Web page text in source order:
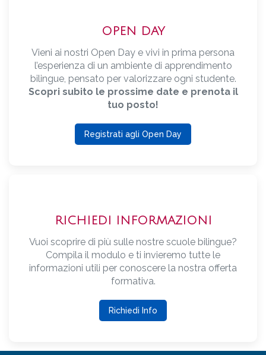
OPEN DAY
Vieni ai nostri Open Day e vivi in prima persona
l’esperienza di un ambiente di apprendimento
bilingue, pensato per valorizzare ogni studente.
Scopri subito le prossime date e prenota il
tuo posto!
Registrati agli Open Day
RICHIEDI INFORMAZIONI
Vuoi scoprire di più sulle nostre scuole bilingue?
Compila il modulo e ti invieremo tutte le
informazioni utili per conoscere la nostra offerta
formativa.
Richiedi Info